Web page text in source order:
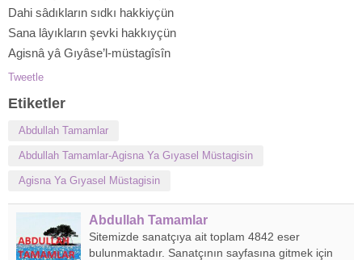
Dahi sâdıkların sıdkı hakkiyçün
Sana lâyıkların şevki hakkıyçün
Agisnâ yâ Gıyâse’l-müstagîsîn
Tweetle
Etiketler
Abdullah Tamamlar
Abdullah Tamamlar-Agisna Ya Gıyasel Müstagisin
Agisna Ya Gıyasel Müstagisin
Abdullah Tamamlar
Sitemizde sanatçıya ait toplam 4842 eser
bulunmaktadır. Sanatçının sayfasına gitmek için